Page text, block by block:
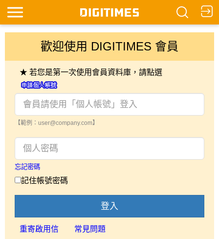
歡迎使用 DIGITIMES 會員
★ 若您是第一次使用會員資料庫，請點選
【範例：user@company.com】
忘記密碼
記住帳號密碼
登入
重寄啟用信 常見問題